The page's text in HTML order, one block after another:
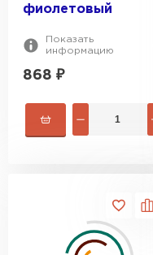
фиолетовый
Показать
информацию
868 ₽